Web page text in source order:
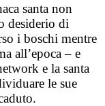
santa non
desiderio di
i boschi mentre
all’epoca – e
e la santa
le sue